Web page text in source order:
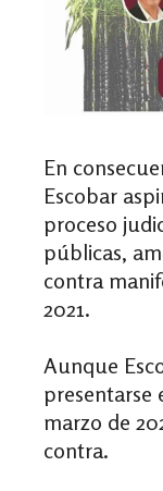
En
Escobar
proceso
públicas,
contra
2021.
Aunque
presentarse
marzo de
contra.